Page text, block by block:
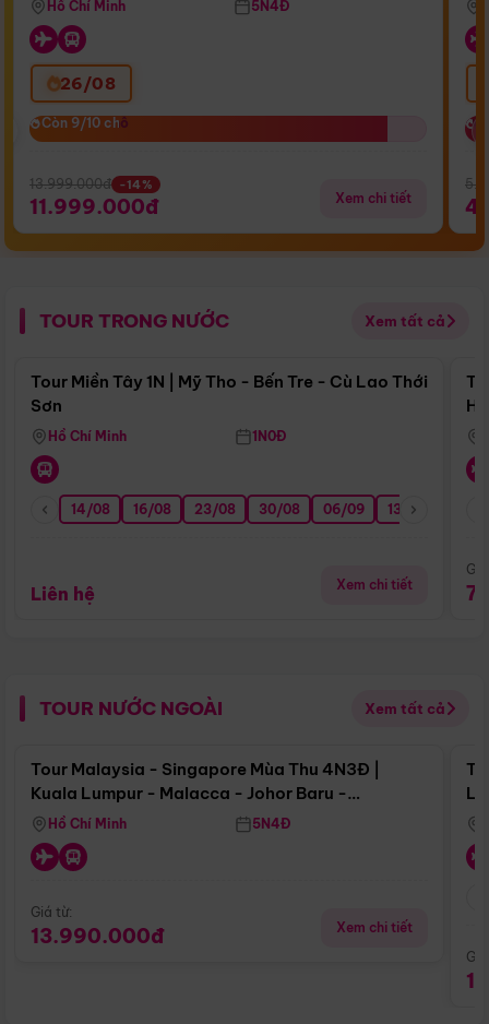
Hồ Chí Minh 5N4Đ
26/08
Còn 9/10 chỗ
Còn 9/10 chỗ
13.999.000đ -14%
11.999.000đ Xem chi tiết
TOUR TRONG NƯỚC Xem tất cả
Điểm nổi bật
Tour Miền Tây 1N | Mỹ Tho - Bến Tre - Cù Lao Thới
Sơn
Hồ Chí Minh 1N0Đ
14/08 16/08 23/08 30/08 06/09 13/09
Liên hệ Xem chi tiết
TOUR NƯỚC NGOÀI Xem tất cả
Điểm nổi bật
Tour Malaysia - Singapore Mùa Thu 4N3Đ |
Kuala Lumpur - Malacca - Johor Baru -
Singapore
Hồ Chí Minh 5N4Đ
Giá từ:
13.990.000đ Xem chi tiết